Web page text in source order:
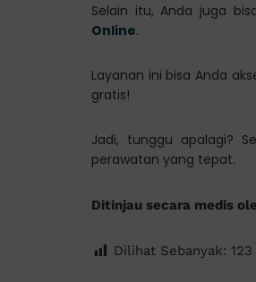
Selain itu, Anda juga
Online.
Layanan ini bisa Anda
gratis!
Jadi, tunggu apalagi?
perawatan yang tepat.
Ditinjau secara medis
Dilihat Sebanyak: 123